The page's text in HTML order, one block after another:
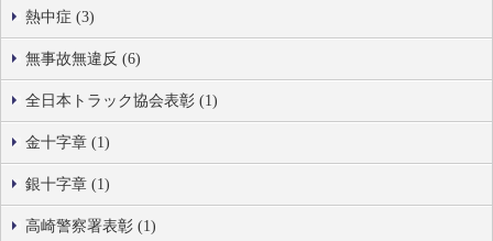
熱中症 (3)
無事故無違反 (6)
全日本トラック協会表彰 (1)
金十字章 (1)
銀十字章 (1)
高崎警察署表彰 (1)